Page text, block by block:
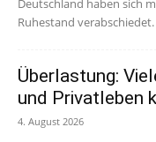
Deutschland haben sich
Ruhestand
Überlastung:
und Privatleben
4. August 2026